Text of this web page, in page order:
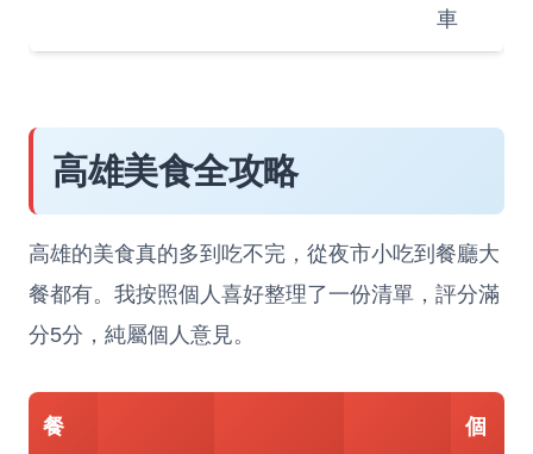
車
高雄美食全攻略
高雄的美食真的多到吃不完，從夜市小吃到餐廳大
餐都有。我按照個人喜好整理了一份清單，評分滿
分5分，純屬個人意見。
餐
個